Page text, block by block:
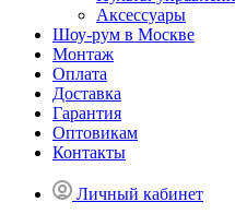
Аксессуары
Шоу-рум в Москве
Монтаж
Оплата
Доставка
Гарантия
Оптовикам
Контакты
Личный кабинет